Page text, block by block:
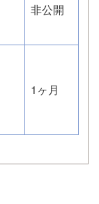
非公開
1ヶ月